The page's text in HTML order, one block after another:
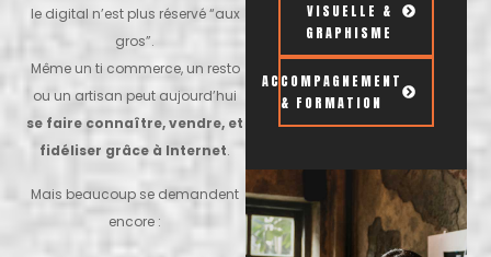
le digital n’est plus réservé “aux
gros”.
Même un ti commerce, un resto
se faire connaître, vendre, et
fidéliser grâce à Internet.
Mais beaucoup se demandent
encore :
VISUELLE &
GRAPHISME
ACCOMPAGNEMENT
& FORMATION